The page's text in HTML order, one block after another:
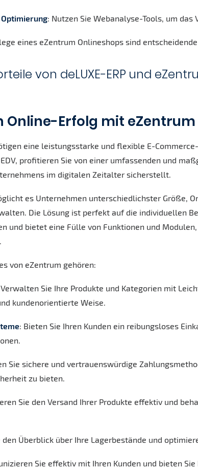
: Nutzen Sie Webanalyse-Tools, um
eines eZentrum Onlineshops sind
von deLUXE-ERP und
Online-Erfolg mit eZentrum
eine leistungsstarke und flexible E-
profitieren Sie von einer umfassenden und
im digitalen Zeitalter sicherstellt.
es Unternehmen unterschiedlichster Größe,
Die Lösung ist perfekt auf die individuellen
und bietet eine Fülle von Funktionen und
von eZentrum gehören:
Verwalten Sie Ihre Produkte und Kategorien mit
kundenorientierte Weise.
: Bieten Sie Ihren Kunden ein reibungsloses
Sie sichere und vertrauenswürdige
zu bieten.
Sie den Versand Ihrer Produkte effektiv und
den Überblick über Ihre Lagerbestände und
Sie effektiv mit Ihren Kunden und bieten